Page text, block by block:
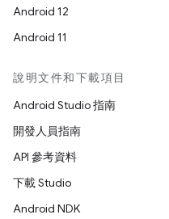
Android 12
Android 11
說明文件和下載項目
Android Studio 指南
開發人員指南
API 參考資料
下載 Studio
Android NDK